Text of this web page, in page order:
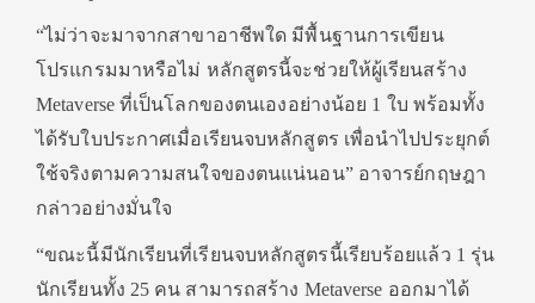
“ไม่ว่าจะมาจากสาขาอาชีพใด มีพื้นฐานการเขียน
โปรแกรมมาหรือไม่ หลักสูตรนี้จะช่วยให้ผู้เรียนสร้าง
Metaverse ที่เป็นโลกของตนเองอย่างน้อย 1 ใบ พร้อมทั้ง
ได้รับใบประกาศเมื่อเรียนจบหลักสูตร เพื่อนำไปประยุกต์
ใช้จริงตามความสนใจของตนแน่นอน” อาจารย์กฤษฎา
กล่าวอย่างมั่นใจ
“ขณะนี้มีนักเรียนที่เรียนจบหลักสูตรนี้เรียบร้อยแล้ว 1 รุ่น
นักเรียนทั้ง 25 คน สามารถสร้าง Metaverse ออกมาได้